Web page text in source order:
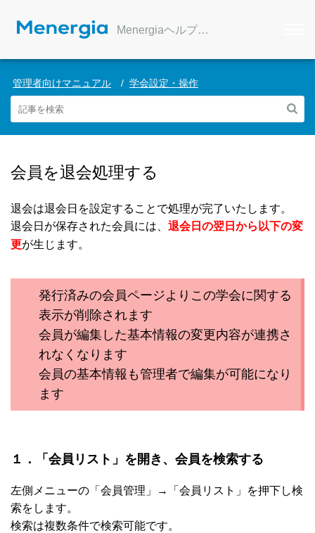
Menergiaヘルプセンター
管理者向けマニュアル 学会設定・操作
会員を退会処理する
退会は退会日を設定することで処理が完了いたします。
退会日が保存された会員には、 退会日の翌日から以下の変
更が生じます。
発行済みの会員ページよりこの学会に関する
表示が削除されます
会員が編集した基本情報の変更内容が連携さ
れなくなります
会員の基本情報も管理者で編集が可能になり
ます
１．「会員リスト」を開き、会員を検索する
左側メニューの「会員管理」→「会員リスト」を押下し検
索をします。
検索は複数条件で検索可能です。